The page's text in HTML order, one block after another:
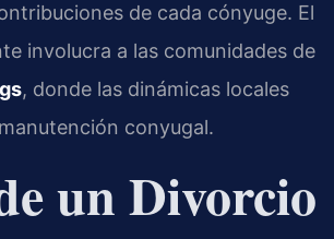
de cada cónyuge. El
involucra a las comunidades de
, donde las dinámicas locales
conyugal.
un Divorcio